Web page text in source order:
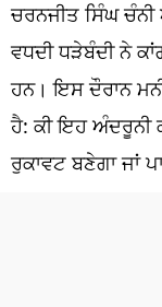
ਦੇਸ਼
ਲਾਈਫ ਸਟਾਈਲ
ਚਰਨਜੀਤ ਸਿੰਘ
ਵਧਦੀ ਧੜੇਬੰਦੀ ਨੇ
ਹਨ। ਇਸ ਦੌਰਾਨ
ਹੈ: ਕੀ ਇਹ ਅੰਦਰੂਨੀ
ਰੁਕਾਵਟ ਬਣੇਗਾ ਜਾਂ